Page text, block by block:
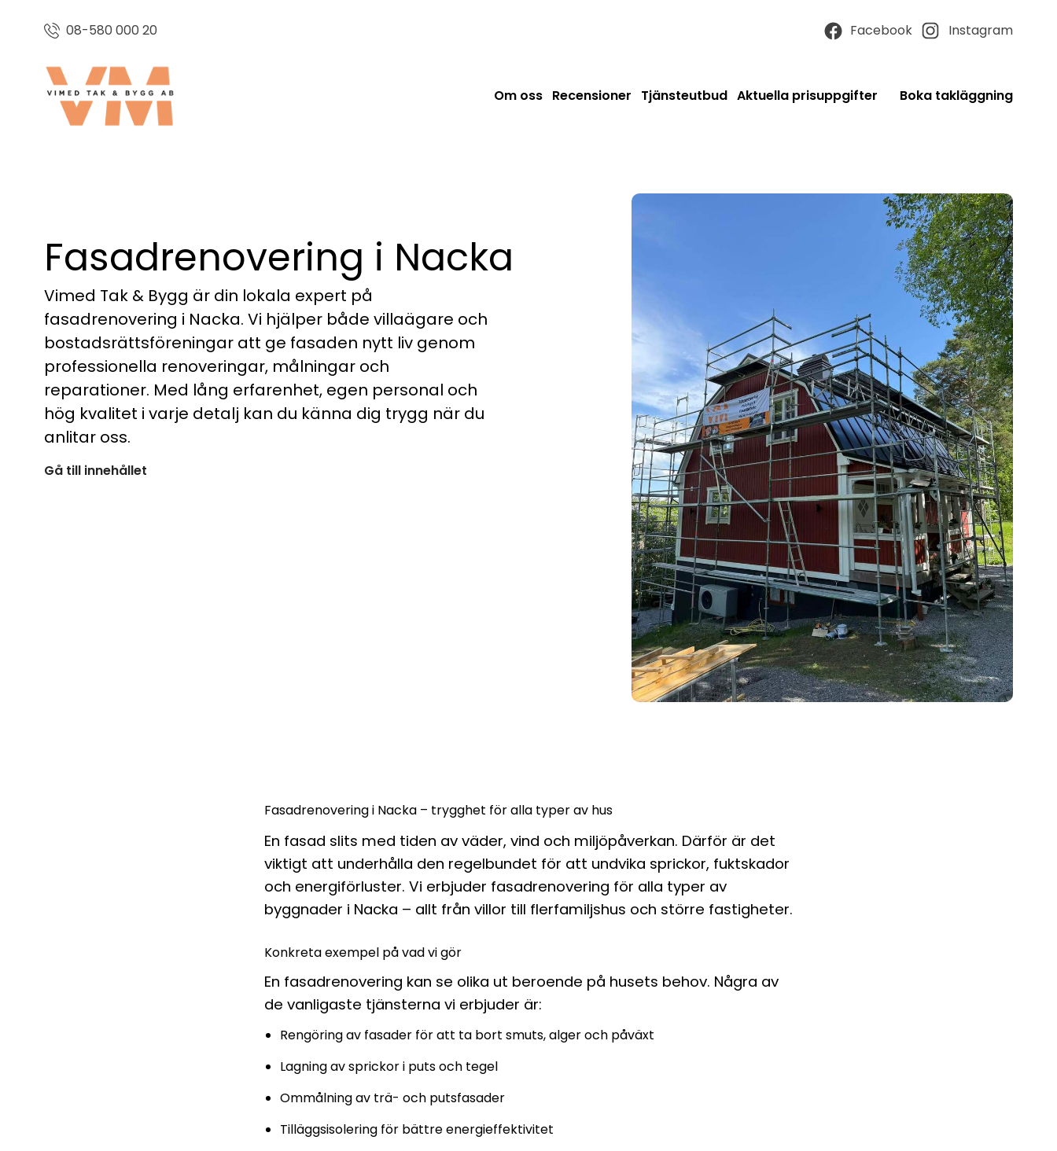
08-580 000 20 Facebook Instagram
Om oss Recensioner Tjänsteutbud Aktuella prisuppgifter Boka takläggning
Fasadrenovering i Nacka
Vimed Tak & Bygg är din lokala expert på
fasadrenovering i Nacka. Vi hjälper både villaägare och
bostadsrättsföreningar att ge fasaden nytt liv genom
professionella renoveringar, målningar och
reparationer. Med lång erfarenhet, egen personal och
hög kvalitet i varje detalj kan du känna dig trygg när du
anlitar oss.
Gå till innehållet
Fasadrenovering i Nacka – trygghet för alla typer av hus
En fasad slits med tiden av väder, vind och miljöpåverkan. Därför är det
viktigt att underhålla den regelbundet för att undvika sprickor, fuktskador
och energiförluster. Vi erbjuder fasadrenovering för alla typer av
byggnader i Nacka – allt från villor till flerfamiljshus och större fastigheter.
Konkreta exempel på vad vi gör
En fasadrenovering kan se olika ut beroende på husets behov. Några av
de vanligaste tjänsterna vi erbjuder är:
Rengöring av fasader för att ta bort smuts, alger och påväxt
Lagning av sprickor i puts och tegel
Ommålning av trä- och putsfasader
Tilläggsisolering för bättre energieffektivitet